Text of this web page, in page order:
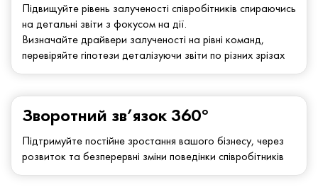
Підвищуйте рівень залученості співробітників спираючись
на детальні звіти з фокусом на дії.
Визначайте драйвери залученості на рівні команд,
перевіряйте гіпотези деталізуючи звіти по різних зрізах
Зворотний зв’язок 360°
Підтримуйте постійне зростання вашого бізнесу, через
розвиток та безперервні зміни поведінки співробітників